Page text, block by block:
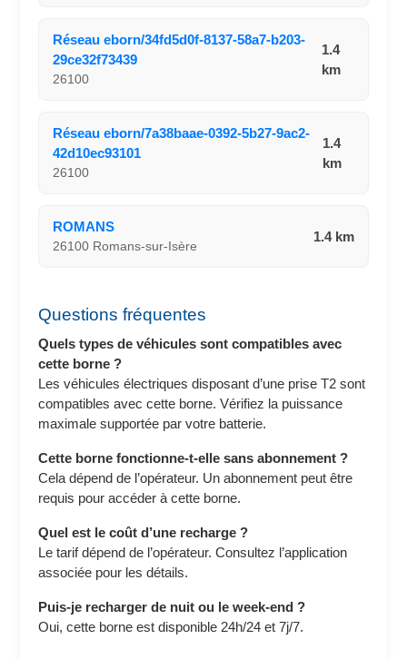
Réseau eborn/34fd5d0f-8137-58a7-b203-
29ce32f73439
26100
1.4
km
Réseau eborn/7a38baae-0392-5b27-9ac2-
42d10ec93101
26100
1.4
km
ROMANS
26100 Romans-sur-Isère
1.4 km
Questions fréquentes
Quels types de véhicules sont compatibles avec
cette borne ?
Les véhicules électriques disposant d’une prise T2 sont
compatibles avec cette borne. Vérifiez la puissance
maximale supportée par votre batterie.
Cette borne fonctionne-t-elle sans abonnement ?
Cela dépend de l’opérateur. Un abonnement peut être
requis pour accéder à cette borne.
Quel est le coût d’une recharge ?
Le tarif dépend de l’opérateur. Consultez l’application
associée pour les détails.
Puis-je recharger de nuit ou le week-end ?
Oui, cette borne est disponible 24h/24 et 7j/7.